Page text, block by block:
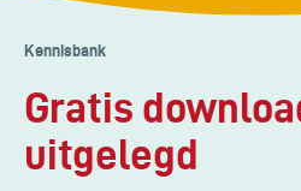
Kennisbank
Gratis
uitgelegd